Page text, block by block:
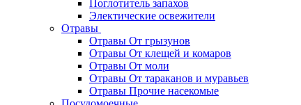
Поглотитель запахов
Электические освежители
Отравы
Отравы От грызунов
Отравы От клещей и комаров
Отравы От моли
Отравы От тараканов и муравьев
Отравы Прочие насекомые